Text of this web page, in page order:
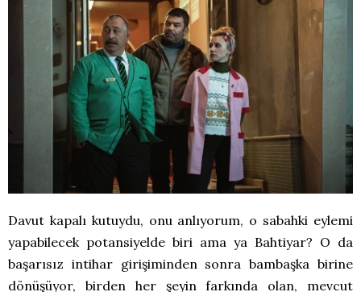
Davut kapalı kutuydu, onu anlıyorum, o sabahki eylemi
yapabilecek potansiyelde biri ama ya Bahtiyar? O da
başarısız intihar girişiminden sonra bambaşka birine
dönüşüyor, birden her şeyin farkında olan, mevcut